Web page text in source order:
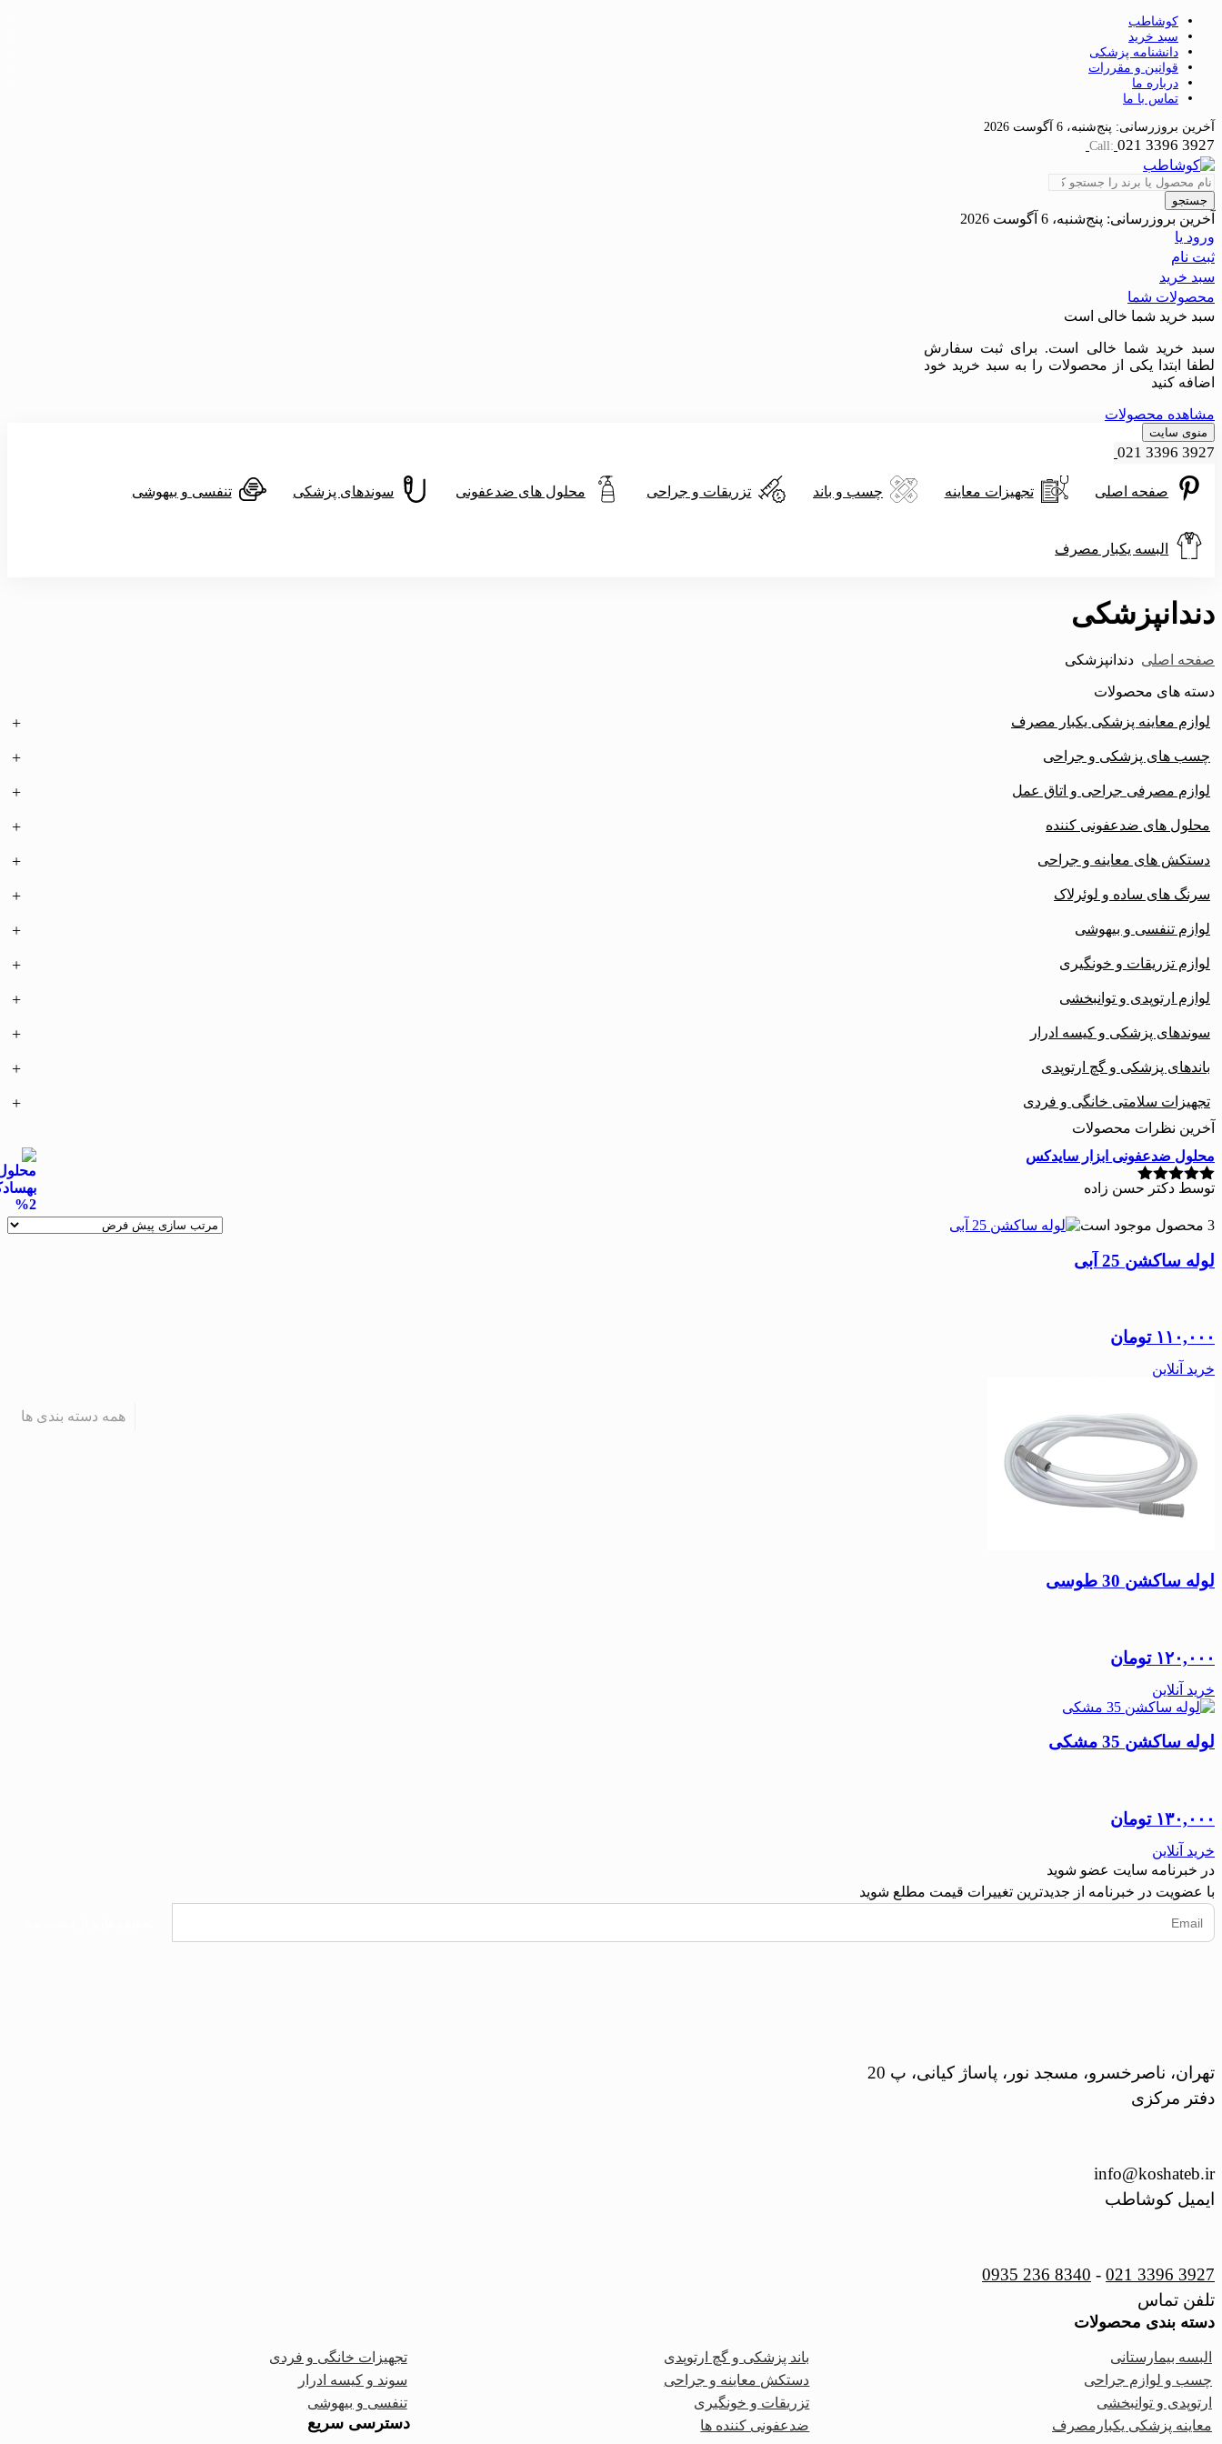
کوشاطب
سبد خرید
دانشنامه پزشکی
قوانین و مقررات
درباره ما
تماس با ما
آخرین بروزرسانی: پنج‌شنبه، 6 آگوست 2026
Call: 021 3396 3927
همه دسته بندی ها
جستجو
آخرین بروزرسانی: پنج‌شنبه، 6 آگوست 2026
ورود یا
ثبت نام
سبد خرید
محصولات شما
سبد خرید شما خالی است
سبد خرید شما خالی است. برای ثبت سفارش
لطفا ابتدا یکی از محصولات را به سبد خرید خود
اضافه کنید
مشاهده محصولات
منوی سایت
021 3396 3927
صفحه اصلی تجهیزات معاینه چسب و باند تزریقات و جراحی محلول های ضدعفونی سوندهای پزشکی تنفسی و بیهوشی
البسه یکبار مصرف
دندانپزشکی
صفحه اصلی دندانپزشکی
دسته های محصولات
لوازم معاینه پزشکی یکبار مصرف
چسب های پزشکی و جراحی
لوازم مصرفی جراحی و اتاق عمل
محلول های ضدعفونی کننده
دستکش های معاینه و جراحی
سرنگ های ساده و لوئرلاک
لوازم تنفسی و بیهوشی
لوازم تزریقات و خونگیری
لوازم ارتوپدی و توانبخشی
سوندهای پزشکی و کیسه ادرار
باندهای پزشکی و گچ ارتوپدی
تجهیزات سلامتی خانگی و فردی
آخرین نظرات محصولات
محلول ضدعفونی ابزار سایدکس
نمره5از 5
توسط دکتر حسن زاده
3 محصول موجود است
لوله ساکشن 25 آبی
۱۱۰,۰۰۰ تومان
خرید آنلاین
لوله ساکشن 30 طوسی
۱۲۰,۰۰۰ تومان
خرید آنلاین
لوله ساکشن 35 مشکی
۱۳۰,۰۰۰ تومان
خرید آنلاین
در خبرنامه سایت عضو شوید
با عضویت در خبرنامه از جدیدترین تغییرات قیمت مطلع شوید
تهران، ناصرخسرو، مسجد نور، پاساژ کیانی، پ 20
دفتر مرکزی
info@koshateb.ir
ایمیل کوشاطب
021 3396 3927
-
0935 236 8340
تلفن تماس
دسته بندی محصولات
البسه بیمارستانی باند پزشکی و گچ ارتوپدی
تجهیزات خانگی و فردی
چسب و لوازم جراحی
دستکش معاینه و جراحی
سوند و کیسه ادرار
ارتوپدی و توانبخشی
تزریقات و خونگیری
تنفسی و بیهوشی
معاینه پزشکی یکبارمصرف
ضدعفونی کننده ها دسترسی سریع